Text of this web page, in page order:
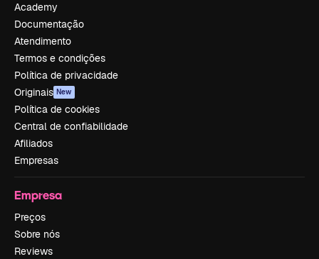
Academy
Documentação
Atendimento
Termos e condições
Política de privacidade
Originais New
Política de cookies
Central de confiabilidade
Afiliados
Empresas
Empresa
Preços
Sobre nós
Reviews